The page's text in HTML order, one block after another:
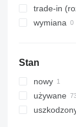
330
336
350
365
374
S-
TM
trade-in
wymiana
Stan
nowy
używane